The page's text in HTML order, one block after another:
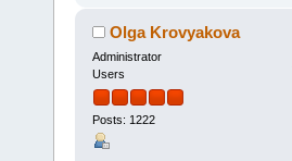
Olga Krovyakova
Administrator
Users
Posts: 1222